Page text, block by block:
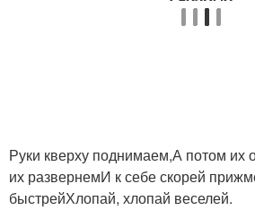
Руки кверху поднимаем,А потом их
их развернемИ к себе скорей
быстрейХлопай, хлопай веселей.